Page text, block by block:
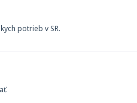
potrieb v SR.